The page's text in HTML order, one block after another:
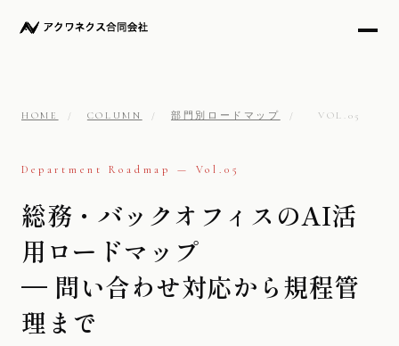
HOME / COLUMN / 部門別ロードマップ / VOL.05
Department Roadmap — Vol.05
総務・バックオフィスのAI活
用ロードマップ
— 問い合わせ対応から規程管
理まで